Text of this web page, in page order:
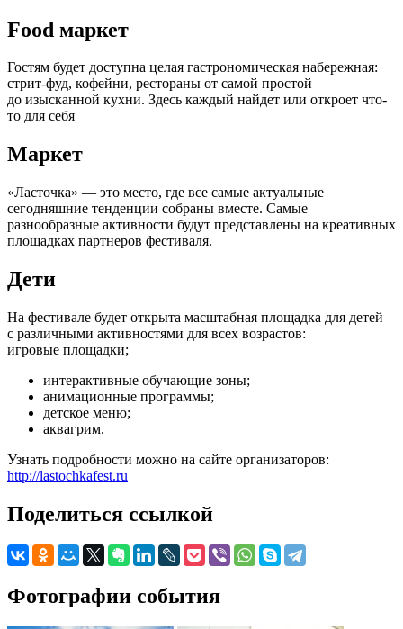
Food маркет
Гостям будет доступна целая гастрономическая набережная:
стрит-фуд, кофейни, рестораны от самой простой
до изысканной кухни. Здесь каждый найдет или откроет что-
то для себя
Маркет
«Ласточка» — это место, где все самые актуальные
сегодняшние тенденции собраны вместе. Самые
разнообразные активности будут представлены на креативных
площадках партнеров фестиваля.
Дети
На фестивале будет открыта масштабная площадка для детей
с различными активностями для всех возрастов:
игровые площадки;
интерактивные обучающие зоны;
анимационные программы;
детское меню;
аквагрим.
Узнать подробности можно на сайте организаторов:
http://lastochkafest.ru
Поделиться ссылкой
Фотографии события